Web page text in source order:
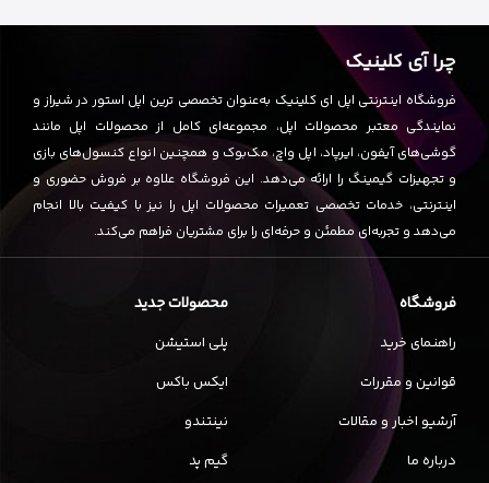
چرا آی کلینیک
فروشگاه اینترنتی اپل ای کلینیک به‌عنوان تخصصی ترین اپل استور در شیراز و
نمایندگی معتبر محصولات اپل، مجموعه‌ای کامل از محصولات اپل مانند
گوشی‌های آیفون، ایرپاد، اپل واچ، مک‌بوک و همچنین انواع کنسول‌های بازی
و تجهیزات گیمینگ را ارائه می‌دهد. این فروشگاه علاوه بر فروش حضوری و
اینترنتی، خدمات تخصصی تعمیرات محصولات اپل را نیز با کیفیت بالا انجام
می‌دهد و تجربه‌ای مطمئن و حرفه‌ای را برای مشتریان فراهم می‌کند.
فروشگاه
راهنمای خرید
قوانین و مقررات
آرشیو اخبار و مقالات
درباره ما
محصولات جدید
پلی استیشن
ایکس باکس
نینتندو
گیم پد